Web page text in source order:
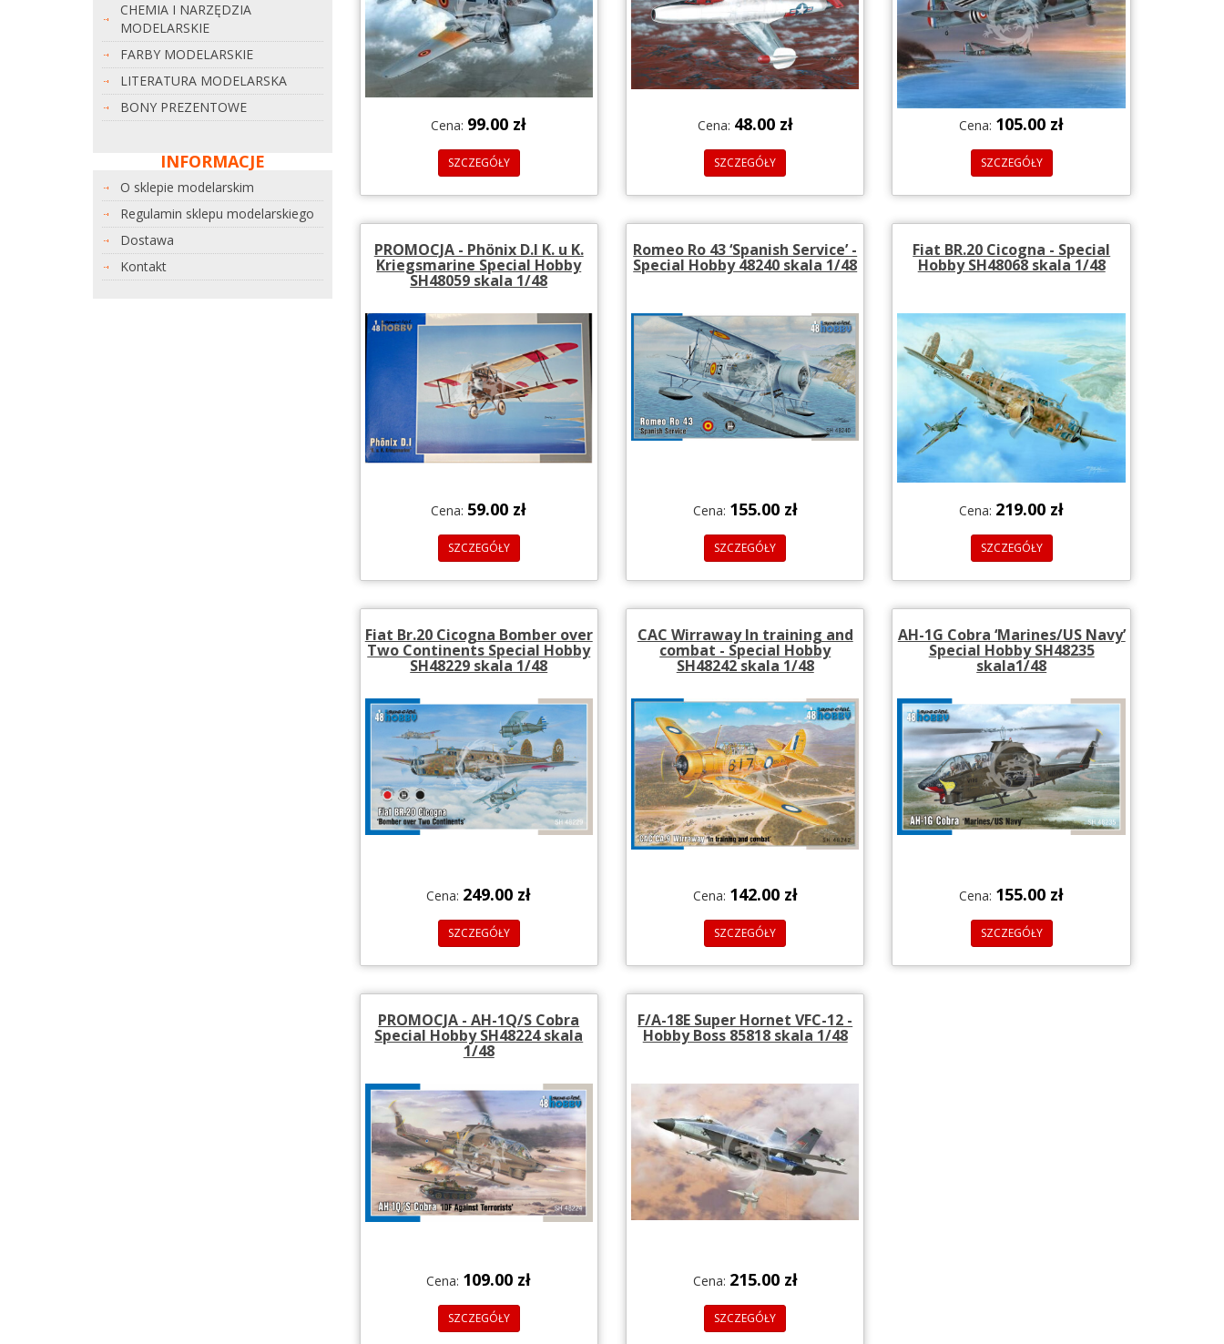
CHEMIA I NARZĘDZIA
MODELARSKIE
FARBY MODELARSKIE
LITERATURA MODELARSKA
BONY PREZENTOWE
INFORMACJE
O sklepie modelarskim
Regulamin sklepu modelarskiego
Dostawa
Kontakt
Cena: 99.00 zł
SZCZEGÓŁY
Cena: 48.00 zł
SZCZEGÓŁY
Cena: 105.00 zł
SZCZEGÓŁY
PROMOCJA - Phönix D.I K. u K.
Kriegsmarine Special Hobby
SH48059 skala 1/48
Cena: 59.00 zł
SZCZEGÓŁY
Romeo Ro 43 ‘Spanish Service’ -
Special Hobby 48240 skala 1/48
Cena: 155.00 zł
SZCZEGÓŁY
Fiat BR.20 Cicogna - Special
Hobby SH48068 skala 1/48
Cena: 219.00 zł
SZCZEGÓŁY
Fiat Br.20 Cicogna Bomber over
Two Continents Special Hobby
SH48229 skala 1/48
Cena: 249.00 zł
SZCZEGÓŁY
CAC Wirraway In training and
combat - Special Hobby
SH48242 skala 1/48
Cena: 142.00 zł
SZCZEGÓŁY
AH-1G Cobra ‘Marines/US Navy’
Special Hobby SH48235
skala1/48
Cena: 155.00 zł
SZCZEGÓŁY
PROMOCJA - AH-1Q/S Cobra
Special Hobby SH48224 skala
1/48
Cena: 109.00 zł
SZCZEGÓŁY
F/A-18E Super Hornet VFC-12 -
Hobby Boss 85818 skala 1/48
Cena: 215.00 zł
SZCZEGÓŁY